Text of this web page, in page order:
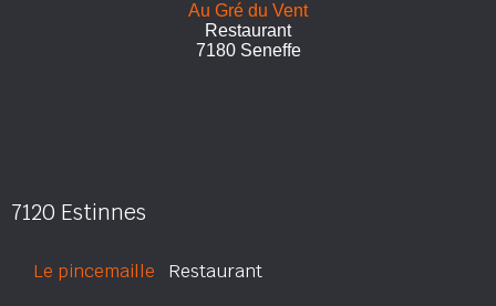
Au Gré du Vent
Restaurant
7180 Seneffe
7120 Estinnes
Le pincemaille Restaurant